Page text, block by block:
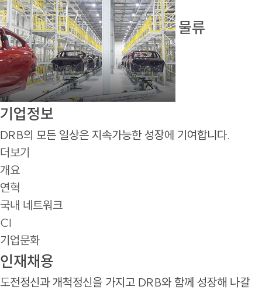
물류
기업정보
DRB의 모든 일상은 지속가능한 성장에 기여합니다.
더보기
개요
연혁
국내 네트워크
CI
기업문화
인재채용
도전정신과 개척정신을 가지고 DRB와 함께 성장해 나갈